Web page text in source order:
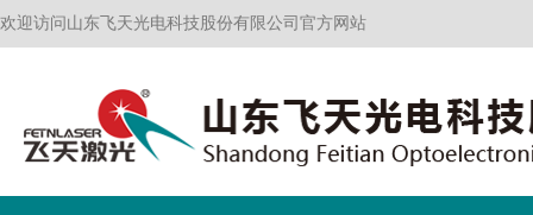
欢迎访问山东飞天光电科技股份有限公司官方网站